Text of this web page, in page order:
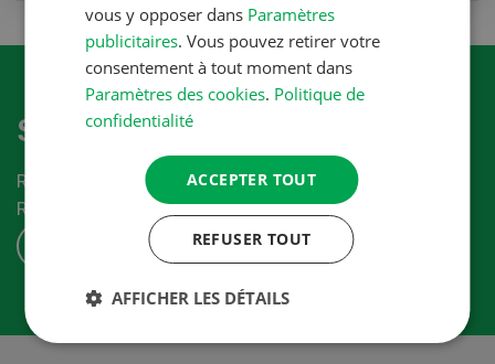
S'abonner à la newletter
Recevez les dernières nouvelles du monde de la
Revue-UFA.
S'ABONNER
vous y opposer dans Paramètres
publicitaires. Vous pouvez retirer votre
consentement à tout moment dans
Paramètres des cookies. Politique de
confidentialité
ACCEPTER TOUT
REFUSER TOUT
AFFICHER LES DÉTAILS